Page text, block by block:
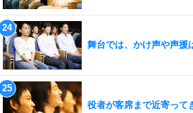
舞台では、かけ声や声援
役者が客席まで近寄って